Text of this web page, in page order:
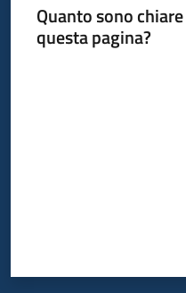
Quanto sono
questa pagina?